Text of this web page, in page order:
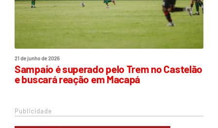
21 de junho de 2026
Sampaio é superado pelo Trem no Castelão
e buscará reação em Macapá
Publicidade